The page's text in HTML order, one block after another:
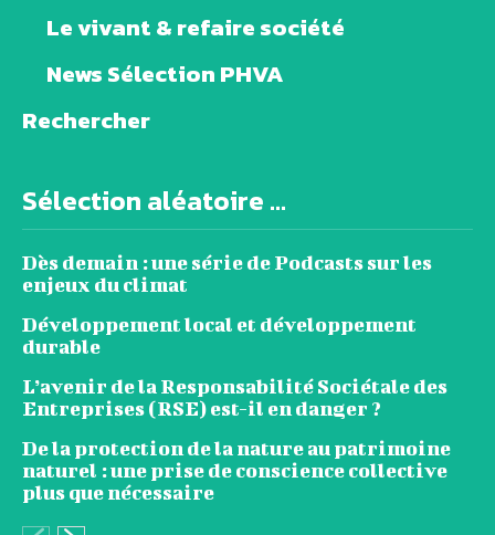
Le vivant & refaire société
News Sélection PHVA
Rechercher
Sélection aléatoire ...
Dès demain : une série de Podcasts sur les
enjeux du climat
Développement local et développement
durable
L’avenir de la Responsabilité Sociétale des
Entreprises (RSE) est-il en danger ?
De la protection de la nature au patrimoine
naturel : une prise de conscience collective
plus que nécessaire